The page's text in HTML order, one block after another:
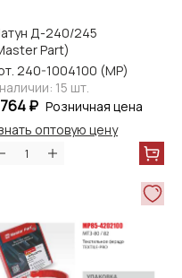
Д-240/245
Part)
240-1004100 (МР)
15 шт.
₽ Розничная цена
оптовую цену